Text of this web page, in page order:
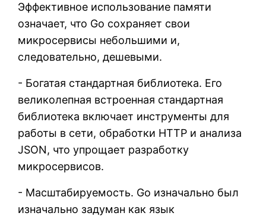
Эффективное использование памяти
означает, что Go сохраняет свои
микросервисы небольшими и,
следовательно, дешевыми.
- Богатая стандартная библиотека. Его
великолепная встроенная стандартная
библиотека включает инструменты для
работы в сети, обработки HTTP и анализа
JSON, что упрощает разработку
микросервисов.
- Масштабируемость. Go изначально был
изначально задуман как язык